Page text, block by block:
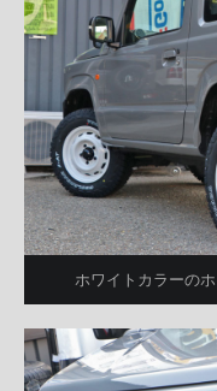
ホワイトカラーの